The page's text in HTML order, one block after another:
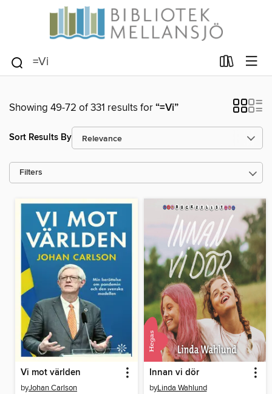
Showing 49-72 of 331 results for“=Vi”
Sort Results By
Filters
Vi mot världen
byJohan Carlson
Innan vi dör
byLinda Wahlund